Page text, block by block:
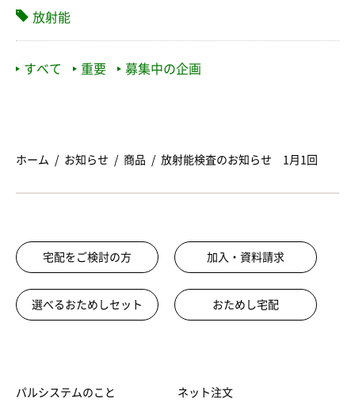
放射能
すべて 重要 募集中の企画
ホーム お知らせ 商品 放射能検査のお知らせ 1月1回
宅配をご検討の方 加入・資料請求
選べるおためしセット おためし宅配
パルシステムのこと ネット注文